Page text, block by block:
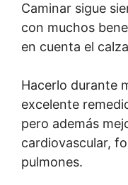
Caminar sigue
con muchos
en cuenta el
Hacerlo durante
excelente
pero además
cardiovascular,
pulmones.